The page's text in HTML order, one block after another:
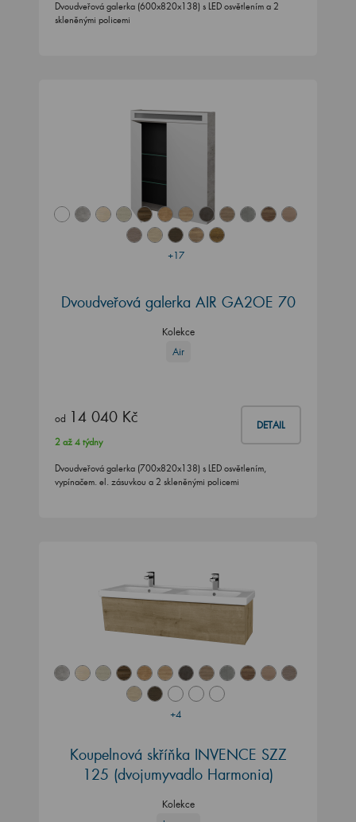
Dvoudveřová galerka (600x820x138) s LED osvětlením a 2
skleněnými policemi
+17
Dvoudveřová galerka AIR GA2OE 70
Kolekce
Air
od 14 040 Kč DETAIL
2 až 4 týdny
Dvoudveřová galerka (700x820x138) s LED osvětlením,
vypínačem. el. zásuvkou a 2 skleněnými policemi
+4
Koupelnová skříňka INVENCE SZZ
125 (dvojumyvadlo Harmonia)
Kolekce